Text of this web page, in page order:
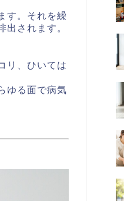
す。それを繰
出されます。
リ、ひいては
ゆる面で病気